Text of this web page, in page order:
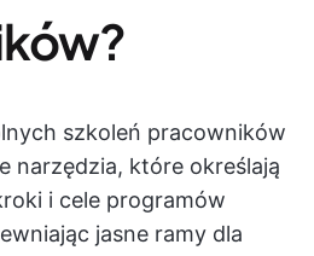
szkoleń pracowników
narzędzia, które określają
i cele programów
jasne ramy dla